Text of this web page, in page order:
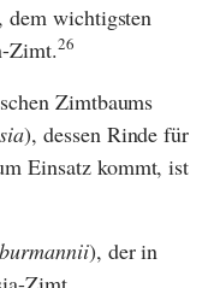
dem wichtigsten
Zimt.26
Zimtbaums
), dessen Rinde für
Einsatz kommt, ist
), der in